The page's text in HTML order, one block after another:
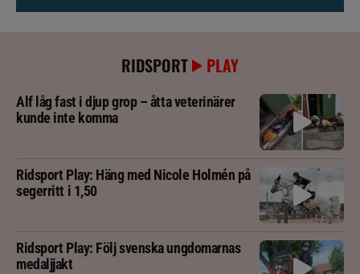
RIDSPORT PLAY
Alf låg fast i djup grop – åtta veterinärer
kunde inte komma
Ridsport Play: Häng med Nicole Holmén på
segerritt i 1,50
Ridsport Play: Följ svenska ungdomarnas
medaljjakt